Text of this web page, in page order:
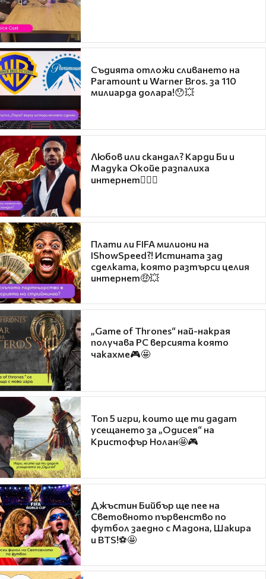
Съдията отложи сливането на
Paramount и Warner Bros. за 110
милиарда долара!😯💥
Любов или скандал? Карди Би и
Мадука Окойе разпалиха
интернет❤️‍🔥🔥
Плати ли FIFA милиони на
IShowSpeed?! Истината зад
сделката, която разтърси целия
интернет🤑💥
„Game of Thrones“ най-накрая
получава PC версията която
чакахме🎮🤩
Топ 5 игри, които ще ти дадат
усещането за „Одисея“ на
Кристофър Нолан🤩🎮
Джъстин Бийбър ще пее на
Световното първенство по
футбол заедно с Мадона, Шакира
и BTS!⚽🤩